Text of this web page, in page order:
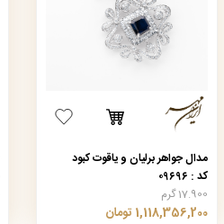
مدال جواهر برلیان و یاقوت کبود
کد : ۰۹۶۹۶
17.900 گرم
1,118,356,200 تومان